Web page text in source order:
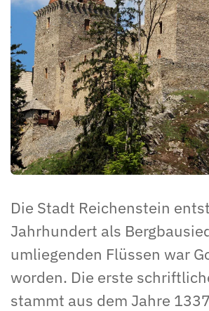
Die Stadt Reichenstein
Jahrhundert als
umliegenden Flüssen war
worden. Die erste
stammt aus dem Jahre